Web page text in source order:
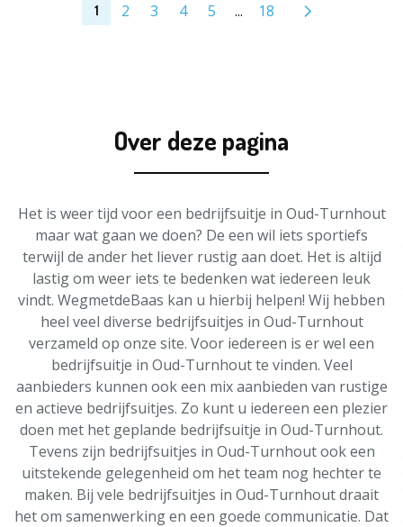
1 2 3 4 5 ... 18
Over deze pagina
Het is weer tijd voor een bedrijfsuitje in Oud-Turnhout
maar wat gaan we doen? De een wil iets sportiefs
terwijl de ander het liever rustig aan doet. Het is altijd
lastig om weer iets te bedenken wat iedereen leuk
vindt. WegmetdeBaas kan u hierbij helpen! Wij hebben
heel veel diverse bedrijfsuitjes in Oud-Turnhout
verzameld op onze site. Voor iedereen is er wel een
bedrijfsuitje in Oud-Turnhout te vinden. Veel
aanbieders kunnen ook een mix aanbieden van rustige
en actieve bedrijfsuitjes. Zo kunt u iedereen een plezier
doen met het geplande bedrijfsuitje in Oud-Turnhout.
Tevens zijn bedrijfsuitjes in Oud-Turnhout ook een
uitstekende gelegenheid om het team nog hechter te
maken. Bij vele bedrijfsuitjes in Oud-Turnhout draait
het om samenwerking en een goede communicatie. Dat